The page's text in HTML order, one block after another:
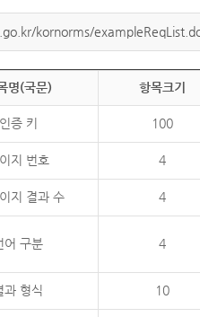
kornorms/
명(국문) 항목크기
인증 키 100
지 번호 4
지 결과 수 4
어 구분 4
과 형식 10